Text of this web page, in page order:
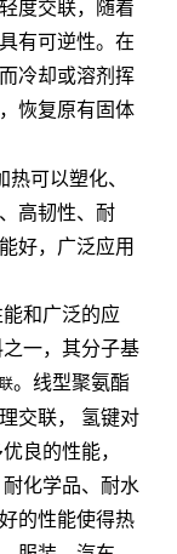
度交联，随着
有可逆性。在
冷却或溶剂挥
恢复原有固体
热可以塑化、
高韧性、耐
好，广泛应用
和广泛的应
一，其分子基
。线型聚氨酯
交联，
氢键对
良的性能，
化学品、耐水
的性能使得热